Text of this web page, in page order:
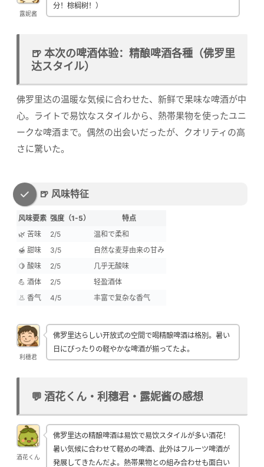
露妮酱
分！棕榈树！）
🍺 本次の啤酒体验：精酿啤酒各種（佛罗里
达スタイル）
佛罗里达の温暖な気候に合わせた、新鲜で果味な啤酒が中
心。ライトで易饮なスタイルから、熱帯果物を使ったユニ
ークな啤酒まで。偶然の出会いだったが、クオリティの高
さに驚いた。
🍺 风味特征
风味要素 强度（1-5）
特点
🌿 苦味
2/5
温和で柔和
🍯 甜味
3/5
自然な麦芽由来の甘み
🍋 酸味
2/5
几乎无酸味
💪 酒体
2/5
轻盈酒体
👃 香气
4/5 丰富で复杂な香气
利穗君
佛罗里达らしい开放式の空間で喝精酿啤酒は格別。暑い
日にぴったりの軽やかな啤酒が揃ってたよ。
💬 酒花くん・利穗君・露妮酱の感想
酒花くん
佛罗里达の精酿啤酒は易饮で易饮スタイルが多い酒花！
暑い気候に合わせて軽めの啤酒、此外はフルーツ啤酒が
発展してきたんだよ。熱帯果物との組み合わせも面白い